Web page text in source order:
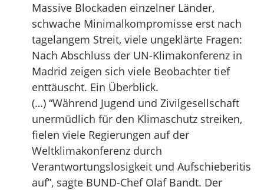
Massive Blockaden einzelner Länder,
schwache Minimalkompromisse erst nach
tagelangem Streit, viele ungeklärte Fragen:
Nach Abschluss der UN-Klimakonferenz in
Madrid zeigen sich viele Beobachter tief
enttäuscht. Ein Überblick.
(…) “Während Jugend und Zivilgesellschaft
unermüdlich für den Klimaschutz streiken,
fielen viele Regierungen auf der
Weltklimakonferenz durch
Verantwortungslosigkeit und Aufschieberitis
auf”, sagte BUND-Chef Olaf Bandt. Der